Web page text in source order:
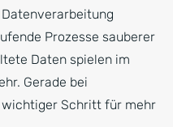
Prozesse sauberer
Daten spielen im
Gerade bei
Schritt für mehr